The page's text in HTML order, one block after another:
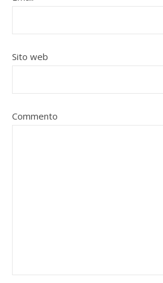
Sito web
Commento